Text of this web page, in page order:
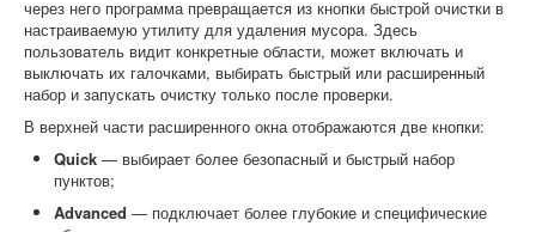
через него программа превращается из кнопки быстрой очистки в
настраиваемую утилиту для удаления мусора. Здесь
пользователь видит конкретные области, может включать и
выключать их галочками, выбирать быстрый или расширенный
набор и запускать очистку только после проверки.
В верхней части расширенного окна отображаются две кнопки:
Quick — выбирает более безопасный и быстрый набор
пунктов;
Advanced — подключает более глубокие и специфические